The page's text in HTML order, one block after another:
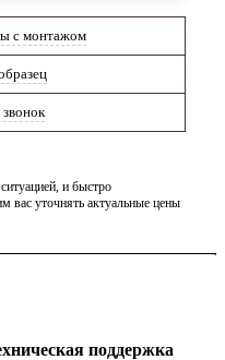
с монтажом
и быстро
уточнять актуальные цены
поддержка